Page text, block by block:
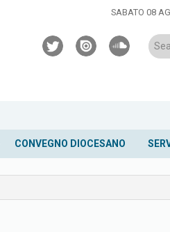
SABATO 08
twitterissuu
CONVEGNO DIOCESANO